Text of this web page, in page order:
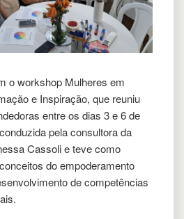
o workshop Mulheres em
e Inspiração, que reuniu
entre os dias 3 e 6 de
pela consultora da
Cassoli e teve como
do empoderamento
de competências